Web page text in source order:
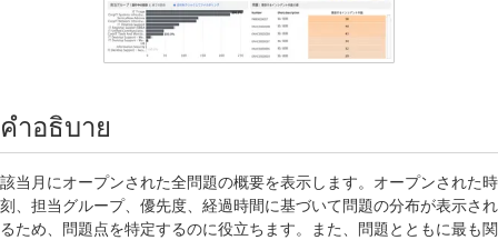
คำอธิบาย
該当月にオープンされた全問題の概要を表示します。オープンされた時
刻、担当グループ、優先度、経過時間に基づいて問題の分布が表示され
るため、問題点を特定するのに役立ちます。また、問題とともに最も関